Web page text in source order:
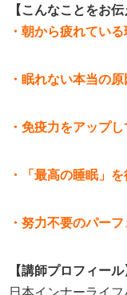
【こんなことをお
・朝から疲れている
・眠れない本当の原
・免疫力をアップ
・「最高の睡眠」
・努力不要のパー
【講師プロフィール
日本インナーライ